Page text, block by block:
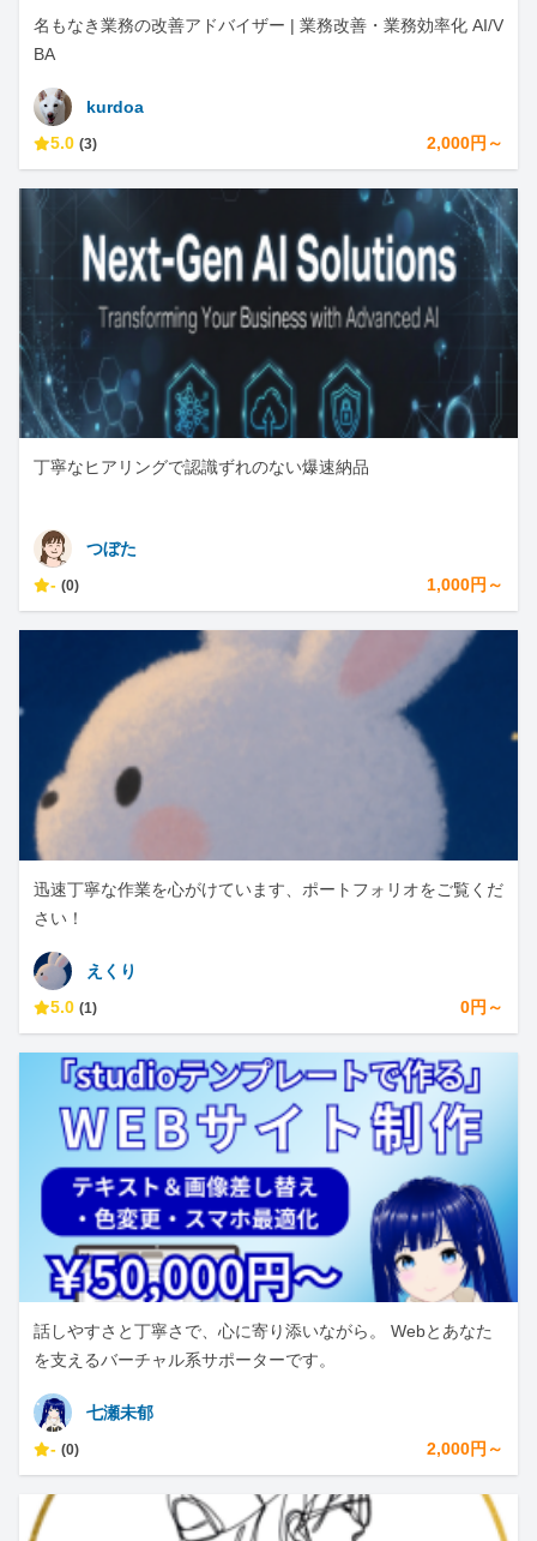
名もなき業務の改善アドバイザー | 業務改善・業務効率化 AI/V
BA
kurdoa
5.0 (3) 2,000円～
丁寧なヒアリングで認識ずれのない爆速納品
つぼた
- (0) 1,000円～
迅速丁寧な作業を心がけています、ポートフォリオをご覧くだ
さい！
えくり
5.0 (1) 0円～
話しやすさと丁寧さで、心に寄り添いながら。 Webとあなた
を支えるバーチャル系サポーターです。
七瀬未郁
- (0) 2,000円～